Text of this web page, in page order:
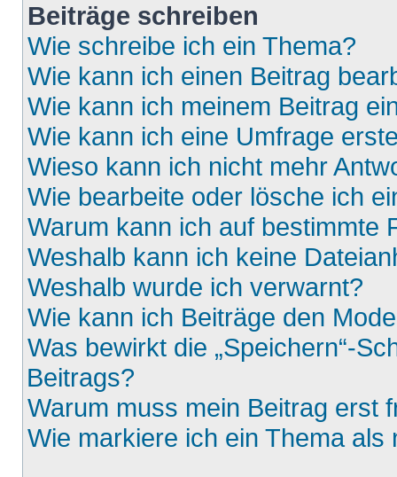
Beiträge schreiben
Wie schreibe ich ein Thema?
Wie kann ich einen Beitrag
Wie kann ich meinem Beitrag
Wie kann ich eine Umfrage
Wieso kann ich nicht mehr
Wie bearbeite oder lösche ich
Warum kann ich auf bestimmte
Weshalb kann ich keine
Weshalb wurde ich verwarnt?
Wie kann ich Beiträge den
Was bewirkt die „Speichern“-
Beitrags?
Warum muss mein Beitrag erst
Wie markiere ich ein Thema als